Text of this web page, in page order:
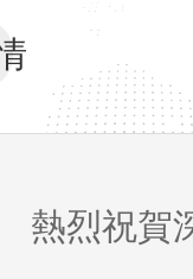
熱烈祝賀